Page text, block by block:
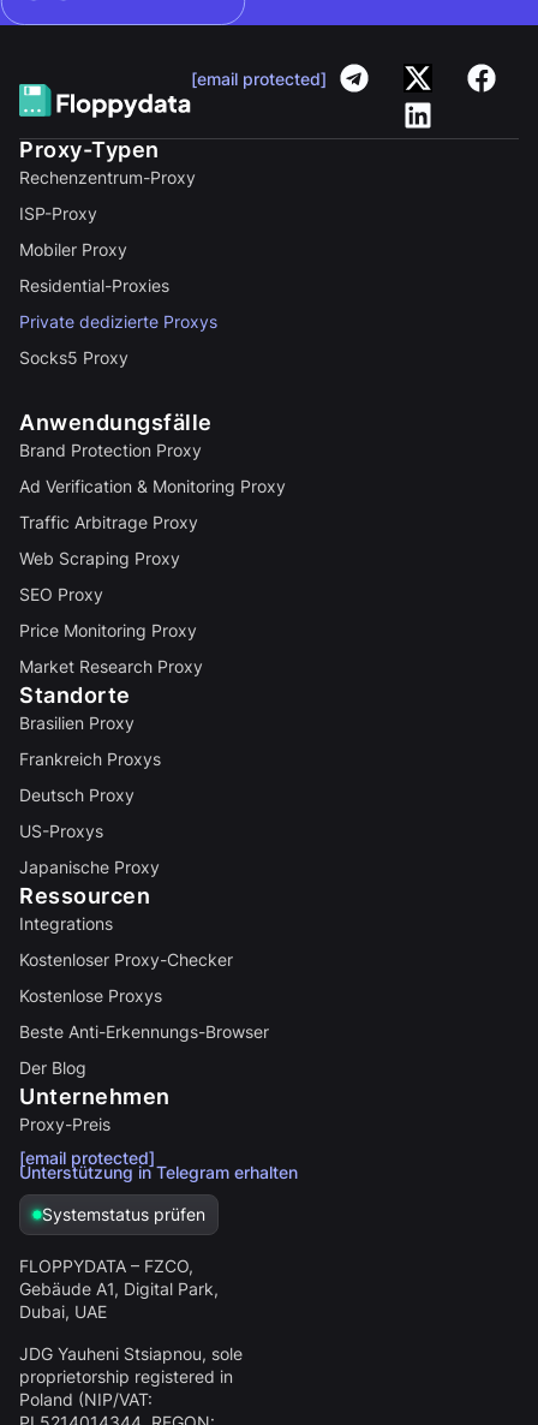
[email protected]
Proxy-Typen
Rechenzentrum-Proxy
ISP-Proxy
Mobiler Proxy
Residential-Proxies
Private dedizierte Proxys
Socks5 Proxy
Anwendungsfälle
Brand Protection Proxy
Ad Verification & Monitoring Proxy
Traffic Arbitrage Proxy
Web Scraping Proxy
SEO Proxy
Price Monitoring Proxy
Market Research Proxy
Standorte
Brasilien Proxy
Frankreich Proxys
Deutsch Proxy
US-Proxys
Japanische Proxy
Ressourcen
Integrations
Kostenloser Proxy-Checker
Kostenlose Proxys
Beste Anti-Erkennungs-Browser
Der Blog
Unternehmen
Proxy-Preis
[email protected]
Unterstützung in Telegram erhalten
Systemstatus prüfen
FLOPPYDATA – FZCO,
Gebäude A1, Digital Park,
Dubai, UAE
JDG Yauheni Stsiapnou, sole
proprietorship registered in
Poland (NIP/VAT: